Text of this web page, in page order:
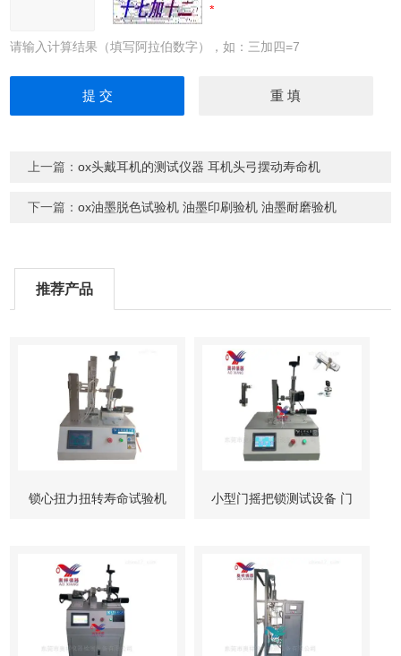
请输入计算结果（填写阿拉伯数字），如：三加四=7
上一篇：ox头戴耳机的测试仪器 耳机头弓摆动寿命机
下一篇：ox油墨脱色试验机 油墨印刷验机 油墨耐磨验机
推荐产品
锁心扭力扭转寿命试验机 小型门摇把锁测试设备 门